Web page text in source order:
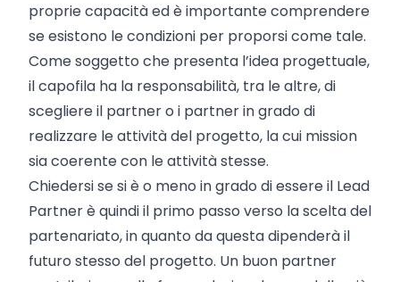
proprie capacità ed è importante comprendere
se esistono le condizioni per proporsi come tale.
Come soggetto che presenta l’idea progettuale,
il capofila ha la responsabilità, tra le altre, di
scegliere il partner o i partner in grado di
realizzare le attività del progetto, la cui mission
sia coerente con le attività stesse.
Chiedersi se si è o meno in grado di essere il Lead
Partner è quindi il primo passo verso la scelta del
partenariato, in quanto da questa dipenderà il
futuro stesso del progetto. Un buon partner